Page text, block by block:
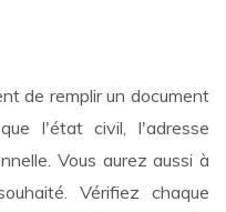
de remplir un document
l'état civil, l'adresse
Vous aurez aussi à
Vérifiez chaque